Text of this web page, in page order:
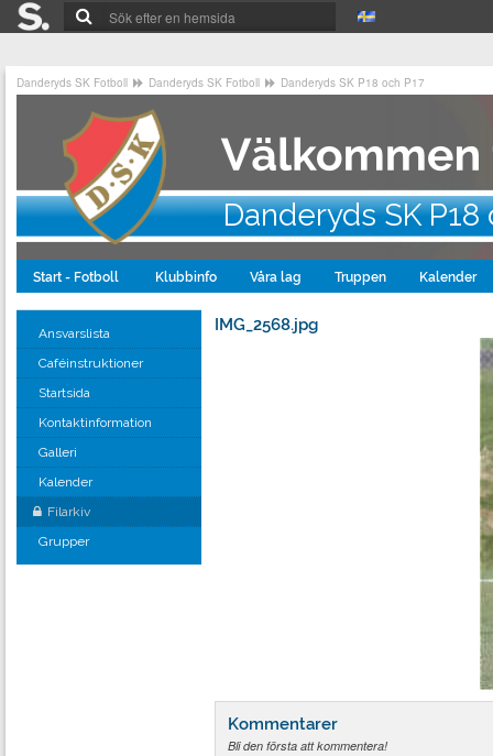
Danderyds SK Fotboll Danderyds SK Fotboll Danderyds SK P18 och P17
Danderyds SK P18
Start - Fotboll Klubbinfo Våra lag Truppen Kalender
Ansvarslista
Caféinstruktioner
Startsida
Kontaktinformation
Galleri
Kalender
Filarkiv
Grupper
IMG_2568.jpg
Kommentarer
Bli den första att kommentera!